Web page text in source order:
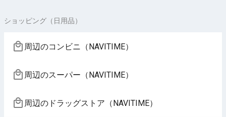
ショッピング（日用品）
周辺のコンビニ（NAVITIME）
周辺のスーパー（NAVITIME）
周辺のドラッグストア（NAVITIME）